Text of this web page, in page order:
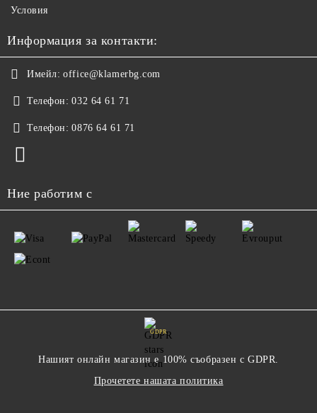
Условия
Информация за контакти:
Имейл: office@klamerbg.com
Телефон: 032 64 61 71
Телефон: 0876 64 61 71
Ние работим с
GDPR
Нашият онлайн магазин е 100% съобразен с GDPR.
Прочетете нашата политика